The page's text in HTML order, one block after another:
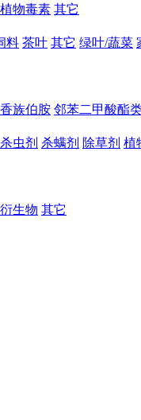
植物毒素 其它
料 茶叶 其它 绿叶/蔬菜
族伯胺 邻苯二甲酸酯
杀虫剂 杀螨剂 除草剂 植
生物 其它